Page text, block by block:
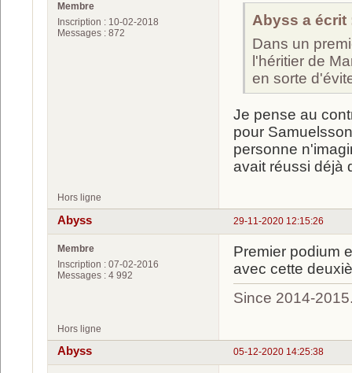
Membre
Inscription : 10-02-2018
Messages : 872
Abyss a écrit
Dans un
l'héritier de
en sorte
Je pense au
pour
personne
avait réussi déjà
Hors ligne
29-11-2020 12:15:26
Abyss
Membre
Inscription : 07-02-2016
Messages : 4 992
Premier podium
avec cette
Since 2014-
Hors ligne
05-12-2020 14:25:38
Abyss